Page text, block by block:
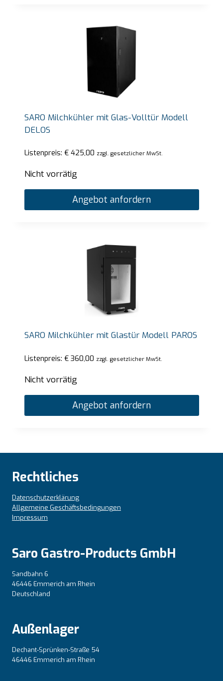
SARO Milchkühler mit Glas-Volltür Modell
DELOS
Listenpreis: €425,00 zzgl. gesetzlicher MwSt.
Nicht vorrätig
Angebot anfordern
SARO Milchkühler mit Glastür Modell PAROS
Listenpreis: €360,00 zzgl. gesetzlicher MwSt.
Nicht vorrätig
Angebot anfordern
Rechtliches
Datenschutzerklärung
Allgemeine Geschäftsbedingungen
Impressum
Saro Gastro-Products GmbH
Sandbahn 6
46446 Emmerich am Rhein
Deutschland
Außenlager
Dechant-Sprünken-Straße 54
46446 Emmerich am Rhein